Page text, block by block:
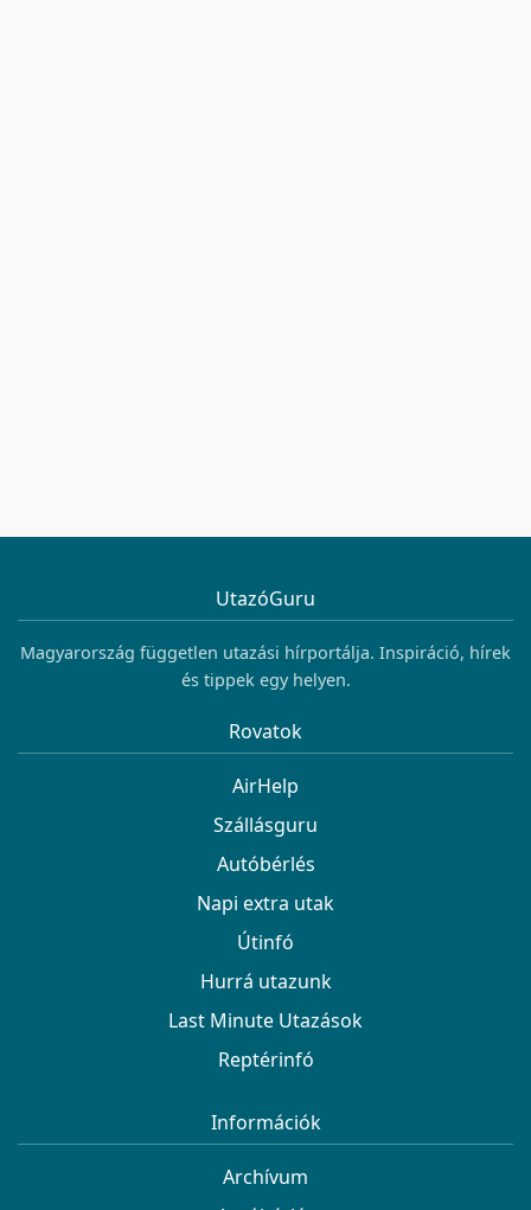
UtazóGuru
Magyarország független utazási hírportálja. Inspiráció, hírek
és tippek egy helyen.
Rovatok
AirHelp
Szállásguru
Autóbérlés
Napi extra utak
Útinfó
Hurrá utazunk
Last Minute Utazások
Reptérinfó
Információk
Archívum